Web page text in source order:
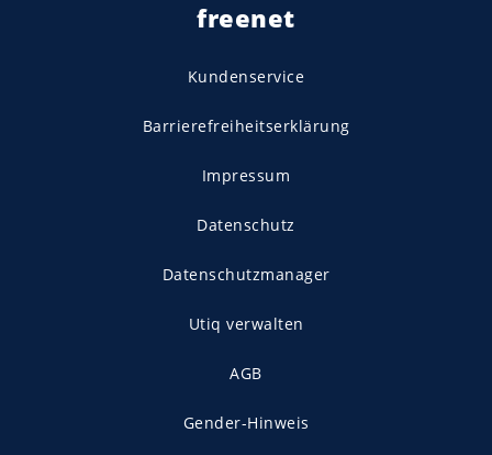
freenet
Kundenservice
Barrierefreiheitserklärung
Impressum
Datenschutz
Datenschutzmanager
Utiq verwalten
AGB
Gender-Hinweis